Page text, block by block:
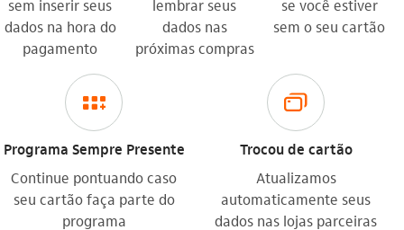
sem inserir seus
dados na hora do
pagamento
lembrar seus
dados nas
próximas compras
se você estiver
sem o seu cartão
programa_de_pontos_outline
Programa Sempre Presente
Continue pontuando caso
seu cartão faça parte do
programa
cartoes_outline
Trocou de cartão
Atualizamos
automaticamente seus
dados nas lojas parceiras